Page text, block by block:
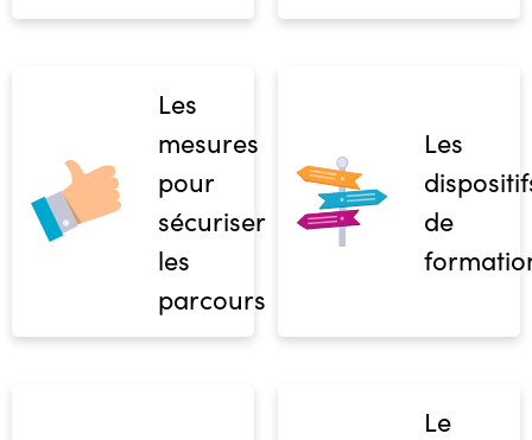
Les
mesures
pour
sécuriser
les
parcours
Les
de
Le